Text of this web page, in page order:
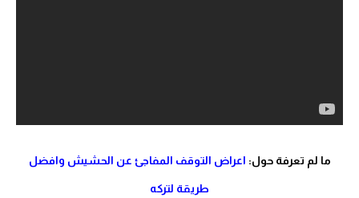
ما لم تعرفة حول: اعراض التوقف المفاجئ عن الحشيش وافضل
طريقة لتركه